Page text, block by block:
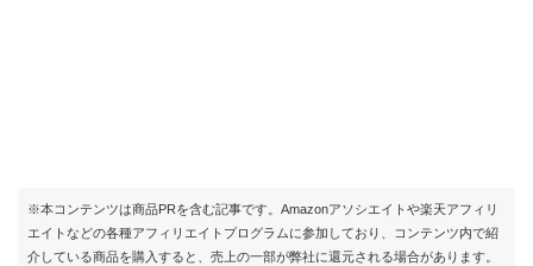
※本コンテンツは商品PRを含む記事です。Amazonアソシエイトや楽天アフィリ
エイトなどの各種アフィリエイトプログラムに参加しており、コンテンツ内で紹
介している商品を購入すると、売上の一部が弊社に還元される場合があります。